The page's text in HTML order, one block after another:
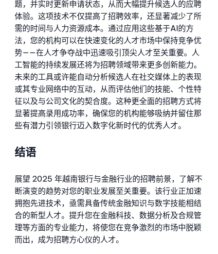
题，并实时更新申请状态，从而大幅提升候选人的应聘
体验。这项技术不仅提高了招聘效率，还显著减少了所
需的时间与人力资源成本。通过应用这些基于AI的方
法，您的机构可以在快速变化的人才市场中保持竞争优
势——在人才争夺战中迅速吸引顶尖人才至关重要。 人
工智能的持续发展还将为招聘领域带来更多创新能力。
未来的工具或许能自动分析候选人在社交媒体上的表现
或其专业网络中的互动，从而评估他们的技能、个性特
征以及与公司文化的契合度。这种更全面的招聘方式将
显著提高录用成功率，确保您的机构能够吸纳并留住那
些有潜力引领银行迈入数字化新时代的优秀人才。
结语
展望 2025 年越南银行与金融行业的招聘前景，了解不
断演变的趋势对您的职业发展至关重要。该行业正加速
拥抱先进技术，亟需具备传统金融知识与数字技能相结
合的新型人才。提升您在金融科技、数据分析及合规管
理等方面的专业能力，将使您在竞争激烈的市场中脱颖
而出，成为招聘方心仪的人才。